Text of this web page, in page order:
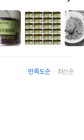
만족도순 최신순